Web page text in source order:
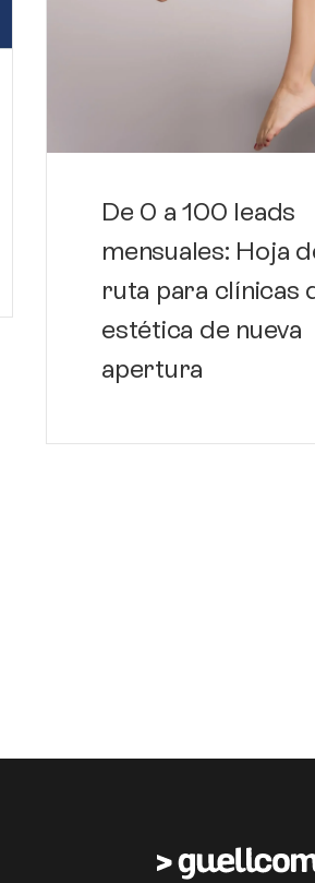
De 0 a 100 leads
mensuales: Hoja
ruta para clínicas
estética de nueva
apertura